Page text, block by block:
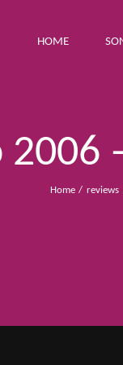
HOME
2006
Home reviews